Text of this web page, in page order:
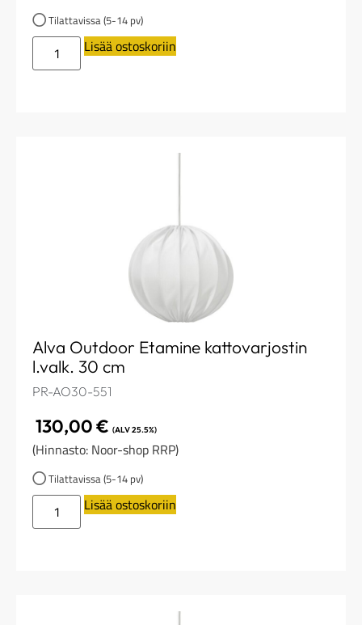
Tilattavissa (5-14 pv)
Lisää ostoskoriin
Alva Outdoor Etamine kattovarjostin
l.valk. 30 cm
PR-AO30-551
130,00€ (ALV 25.5%)
(Hinnasto: Noor-shop RRP)
Tilattavissa (5-14 pv)
Lisää ostoskoriin